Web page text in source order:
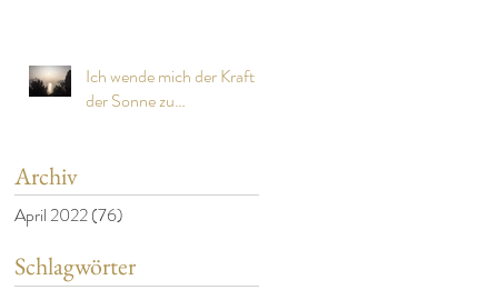
Ich wende mich der Kraft
der Sonne zu…
Archiv
April 2022(76)
Schlagwörter